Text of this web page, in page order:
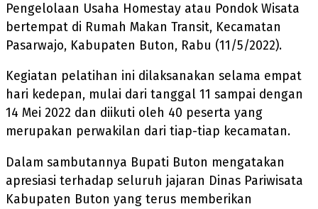
Pengelolaan Usaha Homestay atau Pondok Wisata
bertempat di Rumah Makan Transit, Kecamatan
Pasarwajo, Kabupaten Buton, Rabu (11/5/2022).
Kegiatan pelatihan ini dilaksanakan selama empat
hari kedepan, mulai dari tanggal 11 sampai dengan
14 Mei 2022 dan diikuti oleh 40 peserta yang
merupakan perwakilan dari tiap-tiap kecamatan.
Dalam sambutannya Bupati Buton mengatakan
apresiasi terhadap seluruh jajaran Dinas Pariwisata
Kabupaten Buton yang terus memberikan